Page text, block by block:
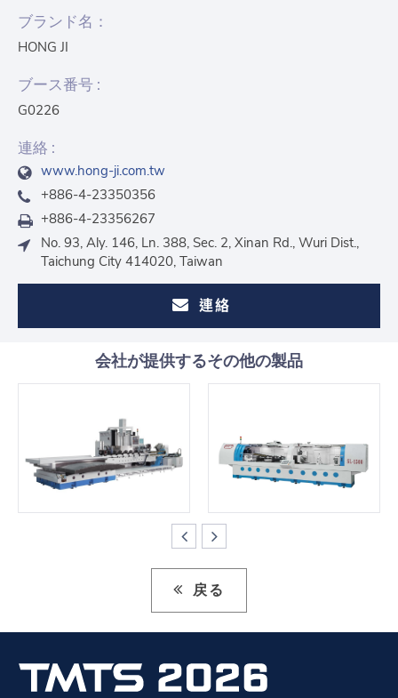
ブランド名：
HONG JI
ブース番号 :
G0226
連絡 :
www.hong-ji.com.tw
+886-4-23350356
+886-4-23356267
No. 93, Aly. 146, Ln. 388, Sec. 2, Xinan Rd., Wuri Dist.,
Taichung City 414020, Taiwan
連絡
会社が提供するその他の製品
戻る